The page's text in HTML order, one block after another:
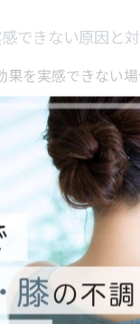
できない原因と
果を実感できない
す。代表的なのは
いケースや、日常
るケースです。
不十分だったり、
かくの施術効果が
性症状の場合は、1
のは難しいため、根